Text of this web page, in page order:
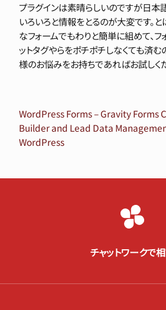
プラグインは素晴らしいのですが日本
いろいろと情報をとるのが大変です。
なフォームでもわりと簡単に組めて、フ
ットタグやらをポチポチしなくても済む
様のお悩みをお持ちであればお試しく
WordPress Forms – Gravity Forms
Builder and Lead Data
WordPress
チャットワークで